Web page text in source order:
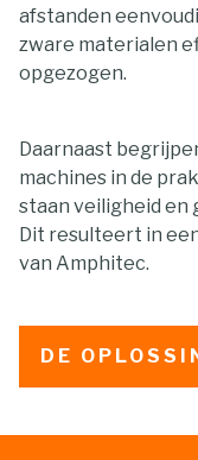
afstanden
zware materialen
opgezogen.
Daarnaast
machines in de
staan veiligheid en
Dit resulteert in
van Amphitec.
DE